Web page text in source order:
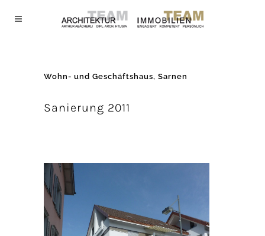
Wohn- und Geschäftshaus, Sarnen
Sanierung 2011